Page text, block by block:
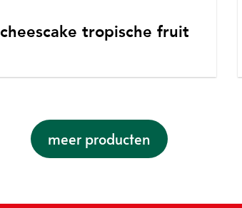
cheescake tropische fruit
meer producten